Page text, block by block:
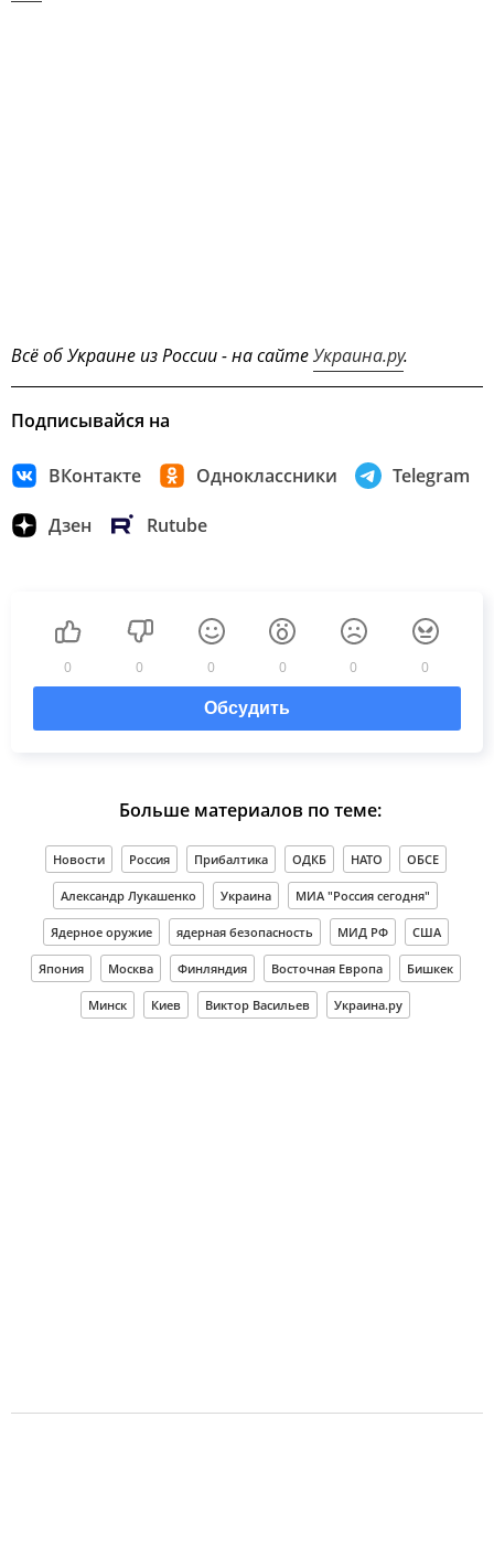
Всё об Украине из России - на сайтеУкраина.ру.
Подписывайся на
ВКонтакте Одноклассники Telegram
Дзен Rutube
0 0 0 0 0 0
Обсудить
Больше материалов по теме:
Новости Россия Прибалтика ОДКБ НАТО ОБСЕ
Александр Лукашенко Украина МИА "Россия сегодня"
Ядерное оружие ядерная безопасность МИД РФ США
Япония Москва Финляндия Восточная Европа Бишкек
Минск Киев Виктор Васильев Украина.ру